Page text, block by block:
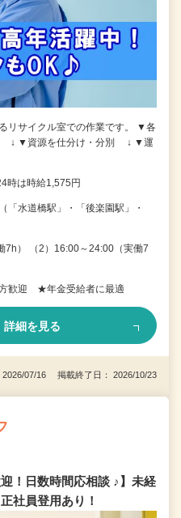
リサイクル室での作業です。 ▼各
↓ ▼資源を仕分け・分別 ↓ ▼運
は時給1,575円
「水道橋駅」・「後楽園駅」・
7h） （2）16:00～24:00（実働7
歓迎 ★年金受給者に最適
詳細を見る
2026/07/16 掲載終了日： 2026/10/23
！日数時間応相談 ♪】未経
社員登用あり！